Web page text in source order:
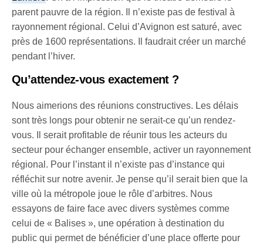
parent pauvre de la région. Il n’existe pas de festival à
rayonnement régional. Celui d’Avignon est saturé, avec
près de 1600 représentations. Il faudrait créer un marché
pendant l’hiver.
Qu’attendez-vous exactement ?
Nous aimerions des réunions constructives. Les délais
sont très longs pour obtenir ne serait-ce qu’un rendez-
vous. Il serait profitable de réunir tous les acteurs du
secteur pour échanger ensemble, activer un rayonnement
régional. Pour l’instant il n’existe pas d’instance qui
réfléchit sur notre avenir. Je pense qu’il serait bien que la
ville où la métropole joue le rôle d’arbitres. Nous
essayons de faire face avec divers systèmes comme
celui de « Balises », une opération à destination du
public qui permet de bénéficier d’une place offerte pour